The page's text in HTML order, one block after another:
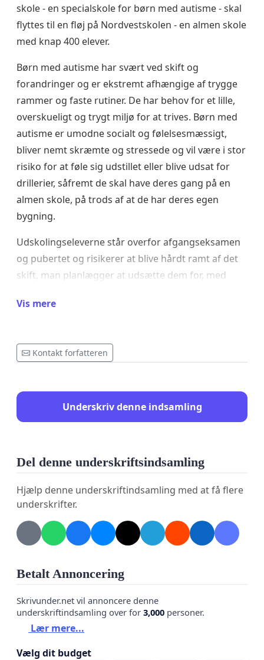
skole - en specialskole for børn med autisme - skal
flyttes til en fløj på Nordvestskolen - en almen skole
med knap 400 elever.
Børn med autisme har svært ved skift og
forandringer og er ekstremt afhængige af trygge
rammer og faste rutiner. De har behov for et lille,
overskueligt og trygt miljø for at trives. Børn med
autisme er umodne socialt og følelsesmæssigt,
bliver nemt skræmte og stressede og vil være i stor
risiko for at føle sig udstillet eller blive udsat for
drillerier, såfremt de skal have deres gang på en
almen skole, på trods af at de har deres egen
bygning.
Udskolingseleverne står overfor afgangseksamen
og pubertet og risikerer at blive hårdt ramt af det
skift, man planlægger at udsætte dem for, med
faglige udvikling. I værste fald kan dette føre til
selvmordstanker - med deraf følgende manglende
indlæring, skolefravær og generelt funktionstab -
søskende.
Forældrene til eleverne er ikke blevet inddraget
Handicaprådets anbefaling om at opføre en
tilbygning på skolens grund, så der kan skabes
plads til alle eleverne og dermed bevare de små og
Med min underskrift tilkendegiver jeg, at jeg
ønsker at byrådet behandler sagen på ny.
Vis mere
Kontakt forfatteren
Underskriv denne indsamling
Del denne underskriftsindsamling
Hjælp denne underskriftindsamling med at få flere
underskrifter.
Betalt Annoncering
Skrivunder.net vil annoncere denne
underskriftindsamling over for 3,000 personer.
Lær mere...
Vælg dit budget